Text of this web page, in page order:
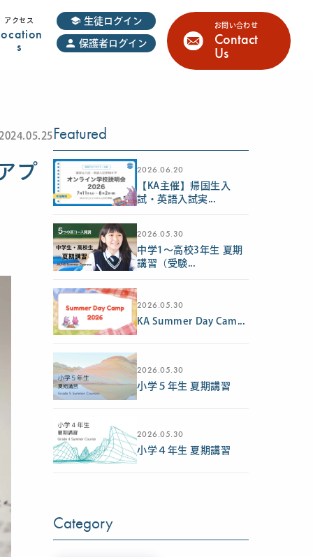
生徒ログイン
保護者ログイン
アクセス
s
お問い合わせ
Contact
Us
2024.05.25
プ
Featured
2026.06.20
【KA主催】帰国生入
試・英語入試実...
2026.05.30
中学1〜高校3年生 夏期
講習（受験...
2026.05.30
KA Summer Day Cam...
2026.05.30
小学５年生 夏期講習
2026.05.30
小学４年生 夏期講習
Category